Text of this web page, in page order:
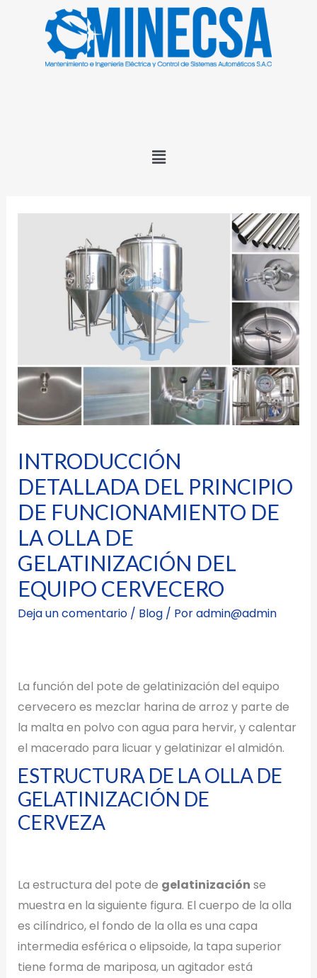
INTRODUCCIÓN
DETALLADA DEL PRINCIPIO
DE FUNCIONAMIENTO DE
LA OLLA DE
GELATINIZACIÓN DEL
EQUIPO CERVECERO
Deja un comentario / Blog/ Poradmin@admin
La función del pote de gelatinización del equipo
cervecero es mezclar harina de arroz y parte de
la malta en polvo con agua para hervir, y calentar
el macerado para licuar y gelatinizar el almidón.
ESTRUCTURA DE LA OLLA DE
GELATINIZACIÓN DE
CERVEZA
La estructura del pote de gelatinización se
muestra en la siguiente figura. El cuerpo de la olla
es cilíndrico, el fondo de la olla es una capa
intermedia esférica o elipsoide, la tapa superior
tiene forma de mariposa, un agitador está